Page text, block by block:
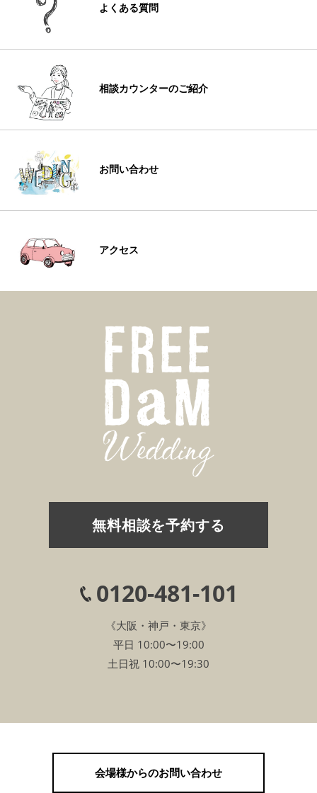
よくある質問
相談カウンターのご紹介
お問い合わせ
アクセス
無料相談を予約する
0120-481-101
《大阪・神戸・東京》
平日 10:00〜19:00
土日祝 10:00〜19:30
会場様からのお問い合わせ